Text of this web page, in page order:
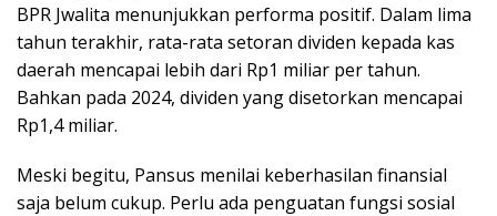
BPR Jwalita menunjukkan performa positif. Dalam lima
tahun terakhir, rata-rata setoran dividen kepada kas
daerah mencapai lebih dari Rp1 miliar per tahun.
Bahkan pada 2024, dividen yang disetorkan mencapai
Rp1,4 miliar.
Meski begitu, Pansus menilai keberhasilan finansial
saja belum cukup. Perlu ada penguatan fungsi sosial